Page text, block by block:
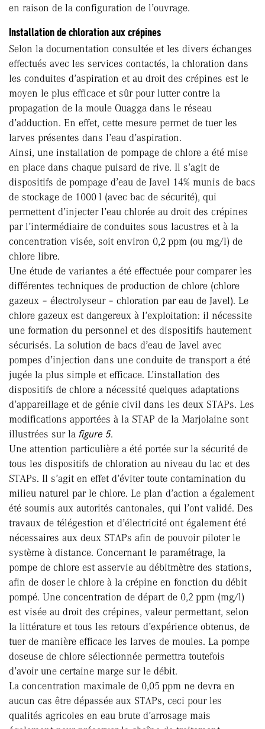
en raison de la configuration de l’ouvrage.
Installation de chloration aux crépines
Selon la documentation consultée et les divers échanges
effectués avec les services contactés, la chloration dans
les conduites d’aspiration et au droit des crépines est le
moyen le plus efficace et sûr pour lutter contre la
propagation de la moule Quagga dans le réseau
d’adduction. En effet, cette mesure permet de tuer les
larves présentes dans l’eau d’aspiration.
Ainsi, une installation de pompage de chlore a été mise
en place dans chaque puisard de rive. Il s’agit de
dispositifs de pompage d’eau de Javel 14% munis de bacs
de stockage de 1000 l (avec bac de sécurité), qui
permettent d’injecter l’eau chlorée au droit des crépines
par l’intermédiaire de conduites sous lacustres et à la
concentration visée, soit environ 0,2 ppm (ou mg/l) de
chlore libre.
Une étude de variantes a été effectuée pour comparer les
différentes techniques de production de chlore (chlore
gazeux – électrolyseur – chloration par eau de Javel). Le
chlore gazeux est dangereux à l’exploitation: il nécessite
une formation du personnel et des dispositifs hautement
sécurisés. La solution de bacs d’eau de Javel avec
pompes d’injection dans une conduite de transport a été
jugée la plus simple et efficace. L’installation des
dispositifs de chlore a nécessité quelques adaptations
d’appareillage et de génie civil dans les deux STAPs. Les
modifications apportées à la STAP de la Marjolaine sont
illustrées sur la figure 5.
Une attention particulière a été portée sur la sécurité de
tous les dispositifs de chloration au niveau du lac et des
STAPs. Il s’agit en effet d’éviter toute contamination du
milieu naturel par le chlore. Le plan d’action a également
été soumis aux autorités cantonales, qui l’ont validé. Des
travaux de télégestion et d’électricité ont également été
nécessaires aux deux STAPs afin de pouvoir piloter le
système à distance. Concernant le paramétrage, la
pompe de chlore est asservie au débitmètre des stations,
afin de doser le chlore à la crépine en fonction du débit
pompé. Une concentration de départ de 0,2 ppm (mg/l)
est visée au droit des crépines, valeur permettant, selon
la littérature et tous les retours d’expérience obtenus, de
tuer de manière efficace les larves de moules. La pompe
doseuse de chlore sélectionnée permettra toutefois
d’avoir une certaine marge sur le débit.
La concentration maximale de 0,05 ppm ne devra en
aucun cas être dépassée aux STAPs, ceci pour les
qualités agricoles en eau brute d’arrosage mais